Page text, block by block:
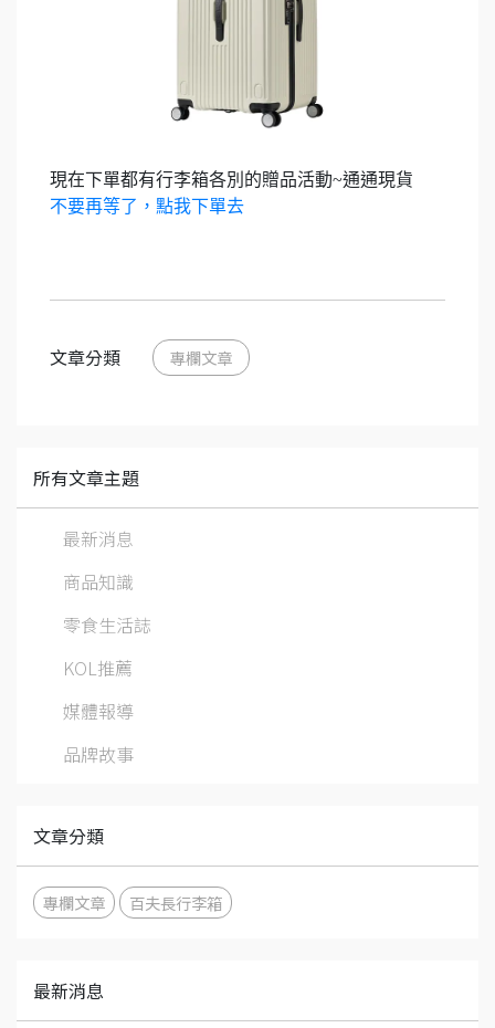
現在下單都有行李箱各別的贈品活動~通通現貨
不要再等了，點我下單去
文章分類 專欄文章
所有文章主題
最新消息
商品知識
零食生活誌
KOL推薦
媒體報導
品牌故事
文章分類
專欄文章 百夫長行李箱
最新消息